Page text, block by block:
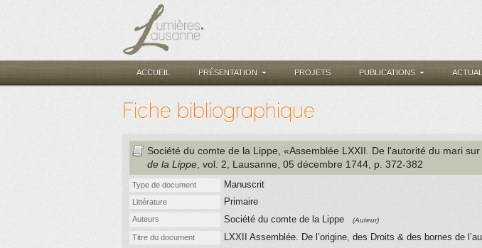
ACCUEIL PRÉSENTATION PROJETS PUBLICATIONS
Fiche bibliographique
Société du comte de la Lippe , «Assemblée LXXII. De l'autorité du mari
de la Lippe , vol. 2 , Lausanne , 05 décembre 1744 , p. 372-382
Type de document Manuscrit
Littérature Primaire
Auteurs Société du comte de la Lippe (Auteur)
Titre du document LXXII Assemblée. De l’origine, des Droits & des bornes de